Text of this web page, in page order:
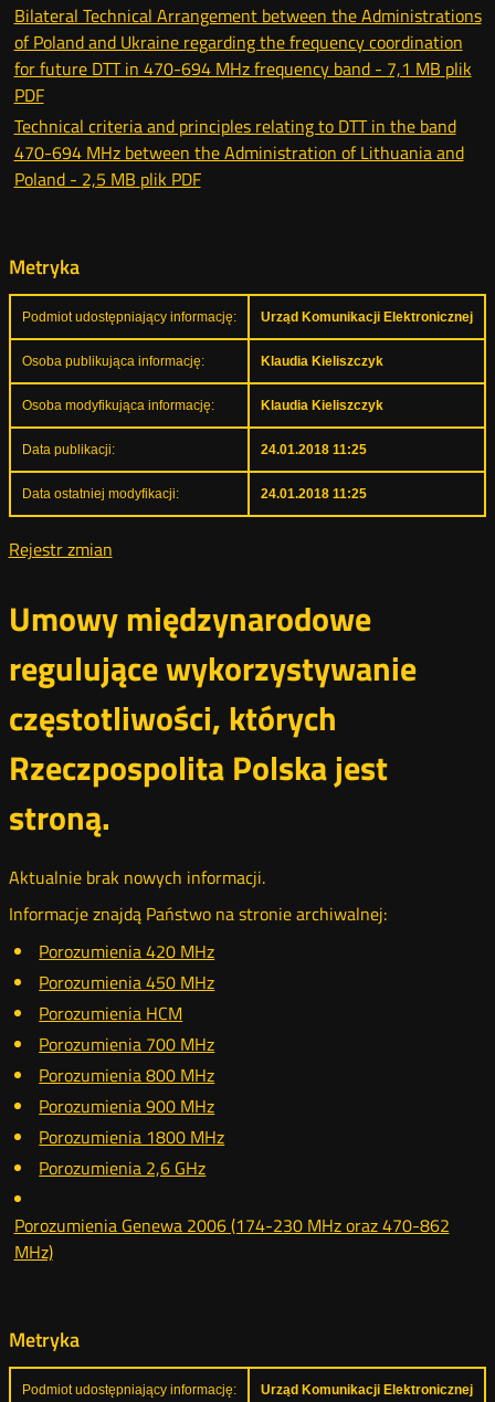
Bilateral Technical Arrangement between the Administrations
of Poland and Ukraine regarding the frequency coordination
for future DTT in 470-694 MHz frequency band - 7,1 MB plik
PDF
Technical criteria and principles relating to DTT in the band
470-694 MHz between the Administration of Lithuania and
Poland - 2,5 MB plik PDF
Metryka
Podmiot udostępniający informację: Urząd Komunikacji Elektronicznej
Osoba publikująca informację: Klaudia Kieliszczyk
Osoba modyfikująca informację: Klaudia Kieliszczyk
Data publikacji: 24.01.2018 11:25
Data ostatniej modyfikacji: 24.01.2018 11:25
Rejestr zmian
Umowy międzynarodowe
regulujące wykorzystywanie
częstotliwości, których
Rzeczpospolita Polska jest
stroną.
Aktualnie brak nowych informacji.
Informacje znajdą Państwo na stronie archiwalnej:
Porozumienia 420 MHz
Porozumienia 450 MHz
Porozumienia HCM
Porozumienia 700 MHz
Porozumienia 800 MHz
Porozumienia 900 MHz
Porozumienia 1800 MHz
Porozumienia 2,6 GHz
Porozumienia Genewa 2006 (174-230 MHz oraz 470-862
MHz)
Metryka
Podmiot udostępniający informację: Urząd Komunikacji Elektronicznej